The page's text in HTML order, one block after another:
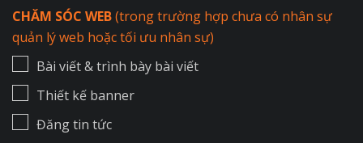
CHĂM SÓC WEB(trong trường hợp chưa có nhân sự
quản lý web hoặc tối ưu nhân sự)
Bài viết & trình bày bài viết
Thiết kế banner
Đăng tin tức